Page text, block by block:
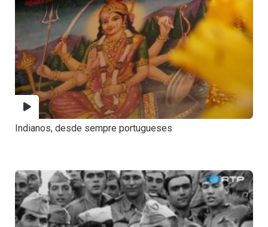
Indianos, desde sempre portugueses